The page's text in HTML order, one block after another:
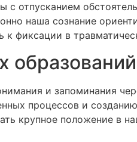
отпусканием
наша сознание
фиксации в
образований
и запоминания
процессов и
крупное положение в